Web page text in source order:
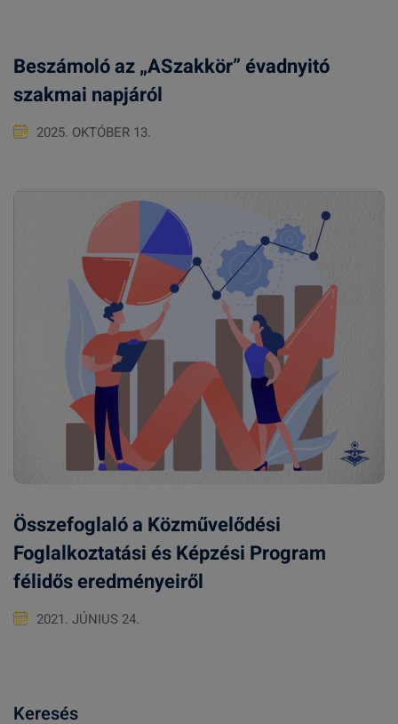
Beszámoló az „ASzakkör” évadnyitó
szakmai napjáról
2025. OKTÓBER 13.
Összefoglaló a Közművelődési
Foglalkoztatási és Képzési Program
félidős eredményeiről
2021. JÚNIUS 24.
Keresés